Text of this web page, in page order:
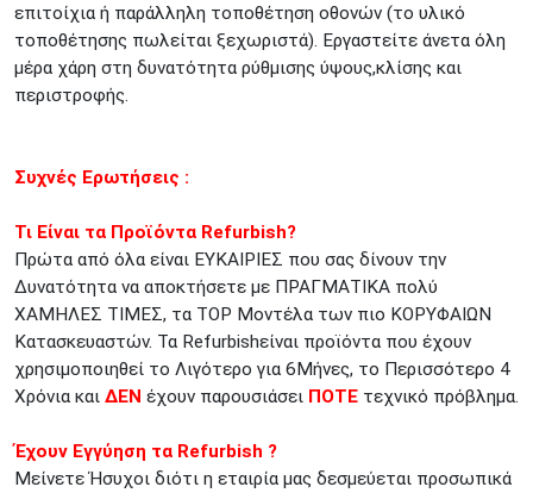
επιτοίχια ή παράλληλη τοποθέτηση οθονών (το υλικό
τοποθέτησης πωλείται ξεχωριστά). Εργαστείτε άνετα όλη
μέρα χάρη στη δυνατότητα ρύθμισης ύψους,κλίσης και
περιστροφής.
Συχνές Ερωτήσεις :
Τι Είναι τα Προϊόντα Refurbish?
Πρώτα από όλα είναι ΕΥΚΑΙΡΙΕΣ που σας δίνουν την
Δυνατότητα να αποκτήσετε με ΠΡΑΓΜΑΤΙΚΑ πολύ
ΧΑΜΗΛΕΣ ΤΙΜΕΣ, τα TOP Μοντέλα των πιο ΚΟΡΥΦΑΙΩΝ
Κατασκευαστών. Τα Refurbishείναι προϊόντα που έχουν
χρησιμοποιηθεί το Λιγότερο για 6Μήνες, το Περισσότερο 4
Χρόνια και ΔΕΝ έχουν παρουσιάσει ΠΟΤΕ τεχνικό πρόβλημα.
Έχουν Εγγύηση τα Refurbish ?
Μείνετε Ήσυχοι διότι η εταιρία μας δεσμεύεται προσωπικά